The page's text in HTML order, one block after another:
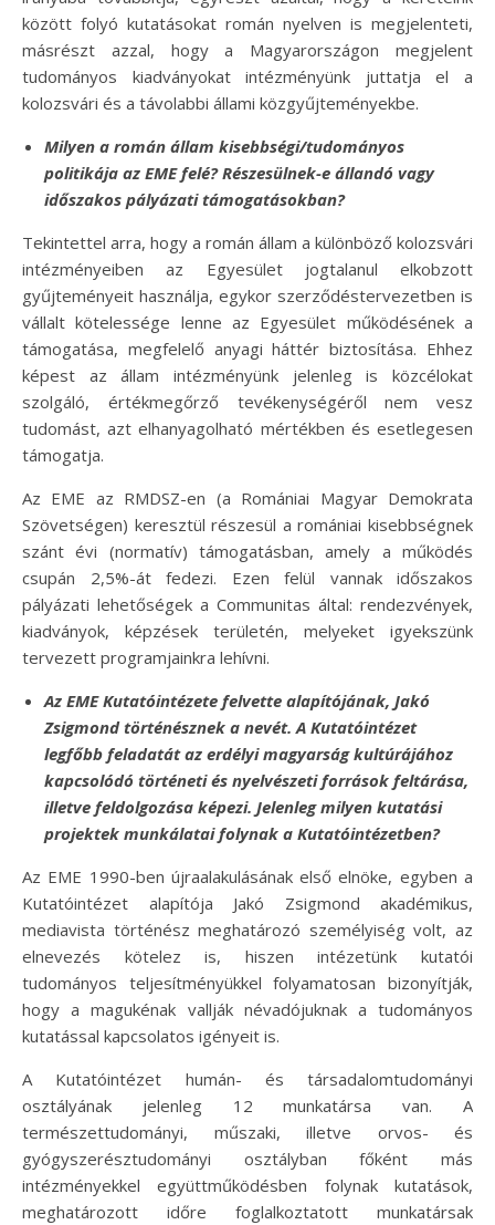
között folyó kutatásokat román nyelven is megjelenteti,
másrészt azzal, hogy a Magyarországon megjelent
tudományos kiadványokat intézményünk juttatja el a
kolozsvári és a távolabbi állami közgyűjteményekbe.
Milyen a román állam kisebbségi/tudományos
politikája az EME felé? Részesülnek-e állandó vagy
időszakos pályázati támogatásokban?
Tekintettel arra, hogy a román állam a különböző kolozsvári
intézményeiben az Egyesület jogtalanul elkobzott
gyűjteményeit használja, egykor szerződéstervezetben is
vállalt kötelessége lenne az Egyesület működésének a
támogatása, megfelelő anyagi háttér biztosítása. Ehhez
képest az állam intézményünk jelenleg is közcélokat
szolgáló, értékmegőrző tevékenységéről nem vesz
tudomást, azt elhanyagolható mértékben és esetlegesen
támogatja.
Az EME az RMDSZ-en (a Romániai Magyar Demokrata
Szövetségen) keresztül részesül a romániai kisebbségnek
szánt évi (normatív) támogatásban, amely a működés
csupán 2,5%-át fedezi. Ezen felül vannak időszakos
pályázati lehetőségek a Communitas által: rendezvények,
kiadványok, képzések területén, melyeket igyekszünk
tervezett programjainkra lehívni.
Az EME Kutatóintézete felvette alapítójának, Jakó
Zsigmond történésznek a nevét. A Kutatóintézet
legfőbb feladatát az erdélyi magyarság kultúrájához
kapcsolódó történeti és nyelvészeti források feltárása,
illetve feldolgozása képezi. Jelenleg milyen kutatási
projektek munkálatai folynak a Kutatóintézetben?
Az EME 1990-ben újraalakulásának első elnöke, egyben a
Kutatóintézet alapítója Jakó Zsigmond akadémikus,
mediavista történész meghatározó személyiség volt, az
elnevezés kötelez is, hiszen intézetünk kutatói
tudományos teljesítményükkel folyamatosan bizonyítják,
hogy a magukénak vallják névadójuknak a tudományos
kutatással kapcsolatos igényeit is.
A Kutatóintézet humán- és társadalomtudományi
osztályának jelenleg 12 munkatársa van. A
természettudományi, műszaki, illetve orvos- és
gyógyszerésztudományi osztályban főként más
intézményekkel együttműködésben folynak kutatások,
meghatározott időre foglalkoztatott munkatársak